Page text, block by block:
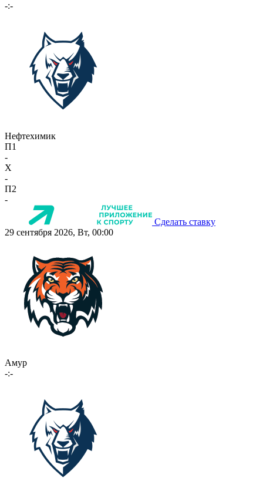
-:-
Нефтехимик
П1
-
X
-
П2
-
Сделать ставку
29 сентября 2026, Вт, 00:00
Амур
-:-